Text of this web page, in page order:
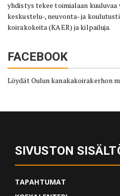
yhdistys tekee toimialaan
keskustelu-, neuvonta- ja
koirakokeita (KAER) ja kilpailuja.
FACEBOOK
Löydät Oulun kanakakoirakerhon
SIVUSTON
TAPAHTUMAT